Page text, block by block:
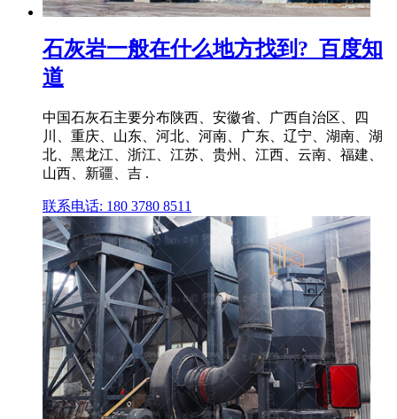
石灰岩一般在什么地方找到?_百度知
道
中国石灰石主要分布陕西、安徽省、广西自治区、四
川、重庆、山东、河北、河南、广东、辽宁、湖南、湖
北、黑龙江、浙江、江苏、贵州、江西、云南、福建、
山西、新疆、吉 .
联系电话: 180 3780 8511